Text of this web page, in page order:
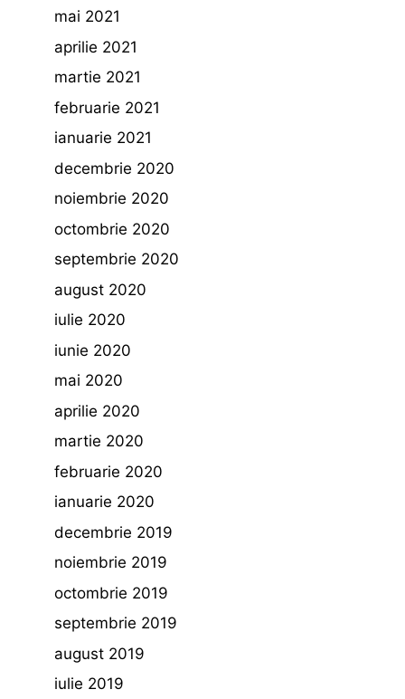
mai 2021
aprilie 2021
martie 2021
februarie 2021
ianuarie 2021
decembrie 2020
noiembrie 2020
octombrie 2020
septembrie 2020
august 2020
iulie 2020
iunie 2020
mai 2020
aprilie 2020
martie 2020
februarie 2020
ianuarie 2020
decembrie 2019
noiembrie 2019
octombrie 2019
septembrie 2019
august 2019
iulie 2019